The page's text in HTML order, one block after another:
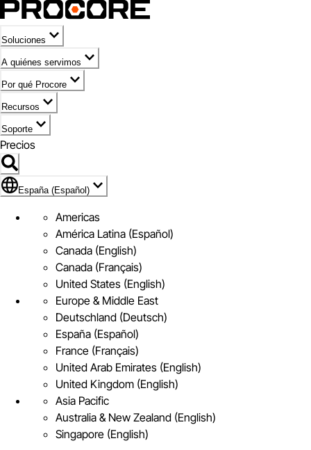
Soluciones
A quiénes servimos
Por qué Procore
Recursos
Soporte
Precios
Icono de marca de España (Español)
España (Español)
Americas
América Latina (Español)
Canada (English)
Canada (Français)
United States (English)
Europe & Middle East
Deutschland (Deutsch)
España (Español)
France (Français)
United Arab Emirates (English)
United Kingdom (English)
Asia Pacific
Australia & New Zealand (English)
Singapore (English)